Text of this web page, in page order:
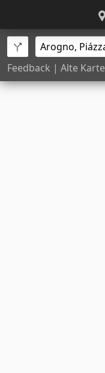
Feedback | Alte Karte